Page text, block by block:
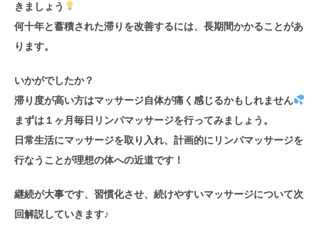
きましょう
何十年と蓄積された滞りを改善するには、長期間かかることがあ
ります。
いかがでしたか？
滞り度が高い方はマッサージ自体が痛く感じるかもしれません
まずは１ヶ月毎日リンパマッサージを行ってみましょう。
日常生活にマッサージを取り入れ、計画的にリンパマッサージを
行なうことが理想の体への近道です！
継続が大事です、習慣化させ、続けやすいマッサージについて次
回解説していきます♪